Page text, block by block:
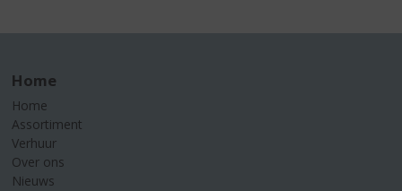
Home
Home
Assortiment
Verhuur
Over ons
Nieuws